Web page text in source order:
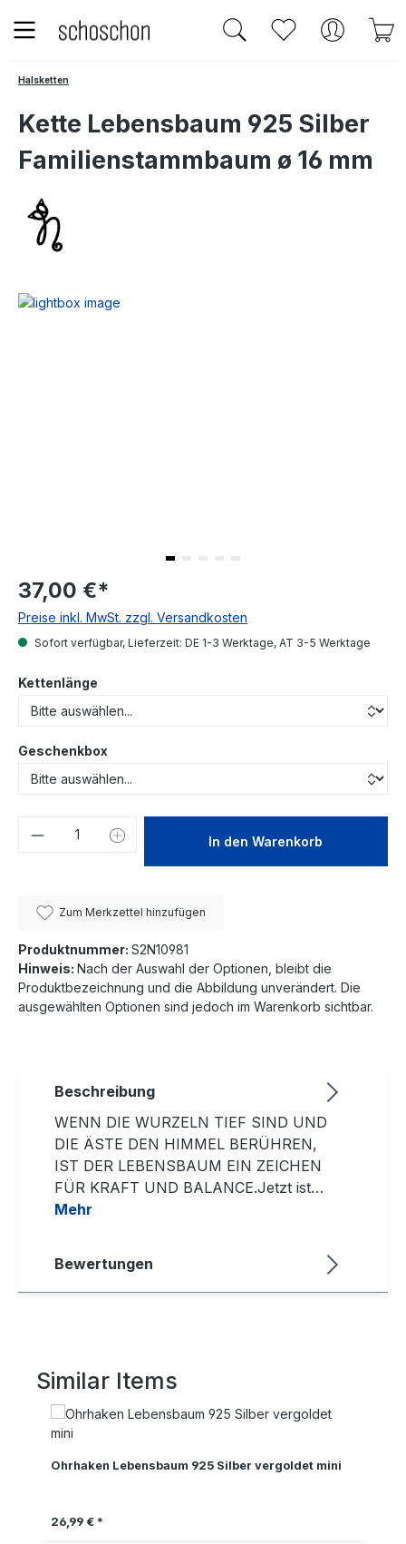
Zum Hauptinhalt springen Du hast 0
Halsketten
Kette Lebensbaum 925 Silber
Familienstammbaum ø 16 mm
37,00 €*
Preise inkl. MwSt. zzgl. Versandkosten
Sofort verfügbar, Lieferzeit: DE 1-3 Werktage, AT 3-5 Werktage
Kettenlänge
Geschenkbox
Produkt Anzahl: Gib denIn den Warenkorb
Zum Merkzettel hinzufügen
Produktnummer: S2N10981
Hinweis: Nach der Auswahl der Optionen, bleibt die
Produktbezeichnung und die Abbildung unverändert. Die
ausgewählten Optionen sind jedoch im Warenkorb sichtbar.
Beschreibung
WENN DIE WURZELN TIEF SIND UND
DIE ÄSTE DEN HIMMEL BERÜHREN,
IST DER LEBENSBAUM EIN ZEICHEN
FÜR KRAFT UND BALANCE.Jetzt ist…
Mehr
Bewertungen
Produktgalerie überspringen
Similar Items
Ohrhaken Lebensbaum 925 Silber vergoldet mini
Regulärer Preis:
26,99 € *